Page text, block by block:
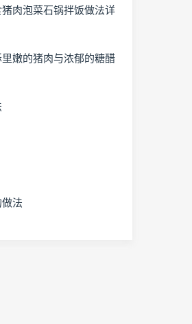
肉泡菜石锅拌饭做法详
嫩的猪肉与浓郁的糖醋
法